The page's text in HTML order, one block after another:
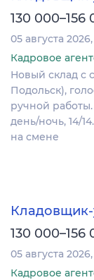
130 000–156
05 августа 2026
Кадровое
Новый склад с
Подольск),
ручной
день/ночь, 14/
на смене
130 000–156
05 августа 2026
Кадровое